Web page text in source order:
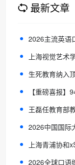
最新文章
2026主流英语口语练
上海视觉艺术学院
生死教育纳入顶层设
【重磅喜报】94分！
王磊任教育部
2026中国国际
上海青浦协和
2026全球口语练习